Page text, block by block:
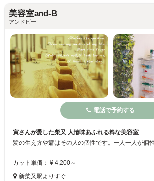
美容室and-B
アンドビー
電話で予約する
寅さんが愛した柴又 人情味あふれる粋な美容室
カット単価： ¥ 4,200～
新柴又駅よりすぐ